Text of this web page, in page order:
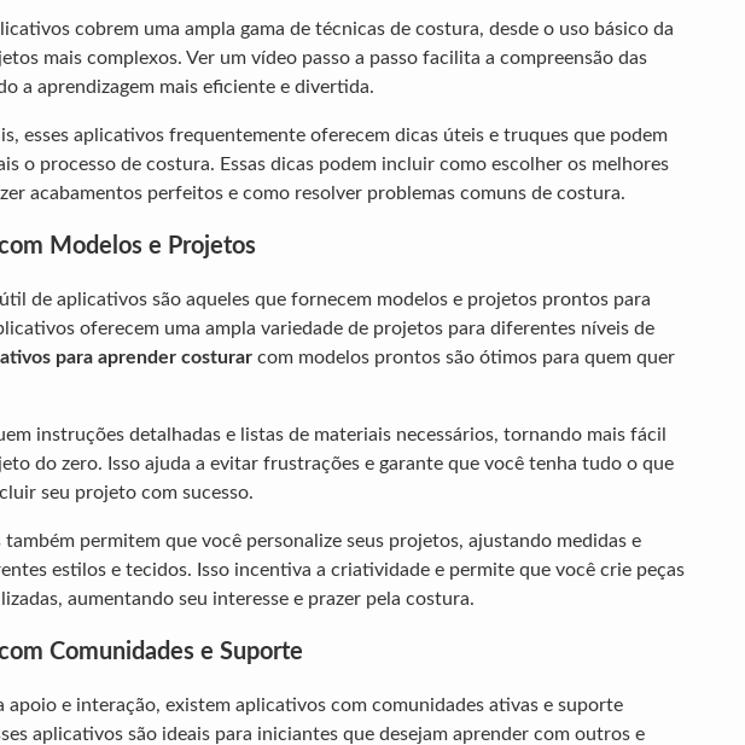
cobrem uma ampla gama de técnicas de costura, desde o uso básico da
mais complexos. Ver um vídeo passo a passo facilita a compreensão das
a aprendizagem mais eficiente e divertida.
esses aplicativos frequentemente oferecem dicas úteis e truques que podem
o processo de costura. Essas dicas podem incluir como escolher os melhores
acabamentos perfeitos e como resolver problemas comuns de costura.
Modelos e Projetos
de aplicativos são aqueles que fornecem modelos e projetos prontos para
oferecem uma ampla variedade de projetos para diferentes níveis de
para aprender costurar com modelos prontos são ótimos para quem quer
instruções detalhadas e listas de materiais necessários, tornando mais fácil
do zero. Isso ajuda a evitar frustrações e garante que você tenha tudo o que
seu projeto com sucesso.
também permitem que você personalize seus projetos, ajustando medidas e
estilos e tecidos. Isso incentiva a criatividade e permite que você crie peças
aumentando seu interesse e prazer pela costura.
Comunidades e Suporte
apoio e interação, existem aplicativos com comunidades ativas e suporte
aplicativos são ideais para iniciantes que desejam aprender com outros e